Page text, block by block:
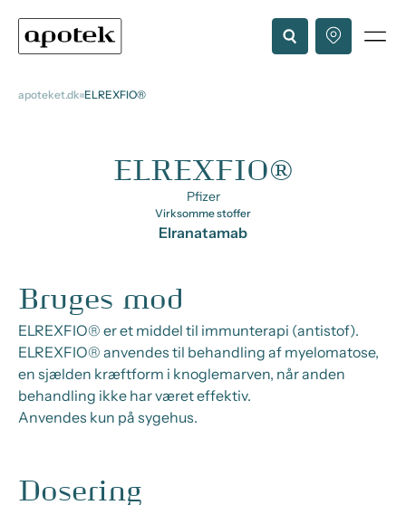
apoteket.dk ELREXFIO®
ELREXFIO®
Pfizer
Virksomme stoffer
Elranatamab
Bruges mod
ELREXFIO® er et middel til immunterapi (antistof).
ELREXFIO® anvendes til behandling af myelomatose,
en sjælden kræftform i knoglemarven, når anden
behandling ikke har været effektiv.
Anvendes kun på sygehus.
Dosering